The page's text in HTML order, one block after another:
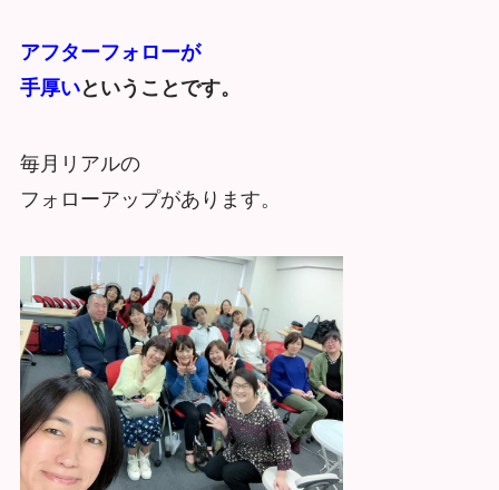
アフターフォローが
手厚いということです。
毎月リアルの
フォローアップがあります。